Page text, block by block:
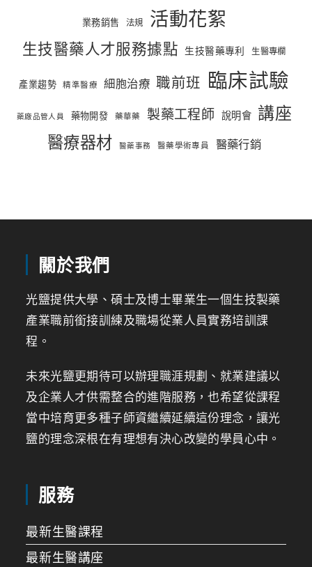
業務銷售 法規 活動花絮
生技醫藥人才服務據點 生技醫藥專利 生醫專欄
產業趨勢 精準醫療 細胞治療 職前班 臨床試驗
藥廠品管人員 藥物開發 藥華藥 製藥工程師 說明會 講座
醫療器材 醫藥事務 醫藥學術專員 醫藥行銷
關於我們
光鹽提供大學、碩士及博士畢業生一個生技製藥
產業職前銜接訓練及職場從業人員實務培訓課
程。
未來光鹽更期待可以辦理職涯規劃、就業建議以
及企業人才供需整合的進階服務，也希望從課程
當中培育更多種子師資繼續延續這份理念，讓光
鹽的理念深根在有理想有決心改變的學員心中。
服務
最新生醫課程
最新生醫講座